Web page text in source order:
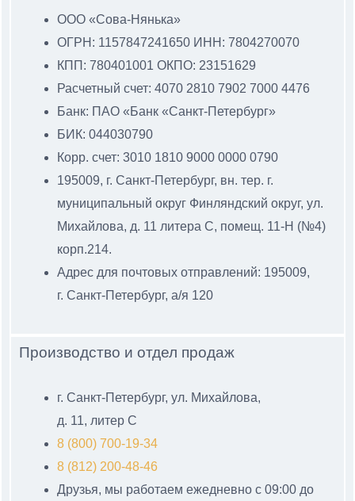
ООО «Сова-Нянька»
ОГРН: 1157847241650 ИНН: 7804270070
КПП: 780401001 ОКПО: 23151629
Расчетный счет: 4070 2810 7902 7000 4476
Банк: ПАО «Банк «Санкт-Петербург»
БИК: 044030790
Корр. счет: 3010 1810 9000 0000 0790
195009, г. Санкт-Петербург, вн. тер. г.
муниципальный округ Финляндский округ, ул.
Михайлова, д. 11 литера С, помещ. 11-Н (№4)
корп.214.
Адрес для почтовых отправлений: 195009,
г. Санкт-Петербург, а/я 120
Производство и отдел продаж
г. Санкт-Петербург, ул. Михайлова,
д. 11, литер С
8 (800) 700-19-34
8 (812) 200-48-46
Друзья, мы работаем ежедневно с 09:00 до